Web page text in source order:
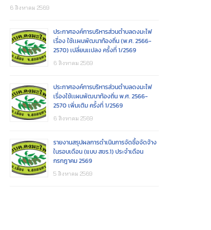
6 สิงหาคม 2569
ประกาศองค์การบริหารส่วนตำบลดงมะไฟ
เรื่อง ใช้เเผนพัฒนาท้องถิ่น (พ.ศ. 2566-
2570) เปลี่ยนเเปลง ครั้งที่ 1/2569
6 สิงหาคม 2569
ประกาศองค์การบริหารส่วนตำบลดงมะไฟ
เรื่องใช้เเผนพัฒนาท้องถิ่น พ.ศ. 2566-
2570 เพิ่มเติม ครั้งที่ 1/2569
6 สิงหาคม 2569
รายงานสรุปผลการดำเนินการจัดซื้อจัดจ้าง
ในรอบเดือน (แบบ สขร.1) ประจำเดือน
กรกฎาคม 2569
5 สิงหาคม 2569